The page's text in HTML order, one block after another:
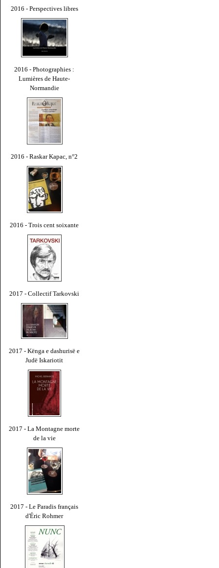
2016 - Perspectives libres
2016 - Photographies :
Lumières de Haute-
Normandie
2016 - Raskar Kapac, n°2
2016 - Trois cent soixante
2017 - Collectif Tarkovski
2017 - Kënga e dashurisë e
Judë Iskariotit
2017 - La Montagne morte
de la vie
2017 - Le Paradis français
d'Éric Rohmer